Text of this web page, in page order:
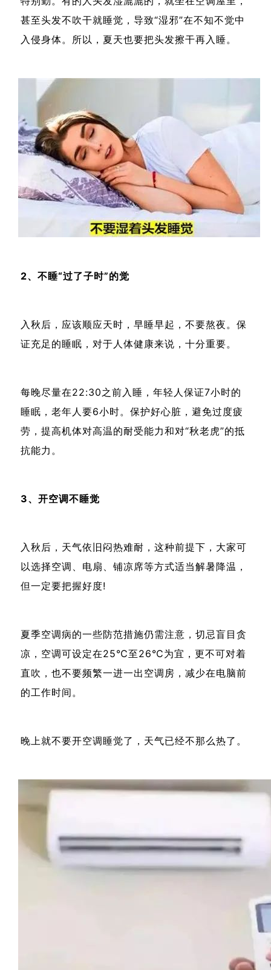
甚至头发不吹干就睡觉，导致“湿邪”在不知不觉中
入侵身体。所以，夏天也要把头发擦干再入睡。
2、不睡“过了子时”的觉
入秋后，应该顺应天时，早睡早起，不要熬夜。保
证充足的睡眠，对于人体健康来说，十分重要。
每晚尽量在22:30之前入睡，年轻人保证7小时的
睡眠，老年人要6小时。保护好心脏，避免过度疲
劳，提高机体对高温的耐受能力和对“秋老虎”的抵
抗能力。
3、开空调不睡觉
入秋后，天气依旧闷热难耐，这种前提下，大家可
以选择空调、电扇、铺凉席等方式适当解暑降温，
但一定要把握好度!
夏季空调病的一些防范措施仍需注意，切忌盲目贪
凉，空调可设定在25℃至26℃为宜，更不可对着
直吹，也不要频繁一进一出空调房，减少在电脑前
的工作时间。
晚上就不要开空调睡觉了，天气已经不那么热了。